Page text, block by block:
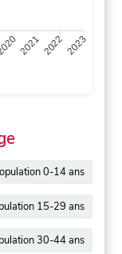
2021 2022 2023
0-14 ans
15-29 ans
30-44 ans